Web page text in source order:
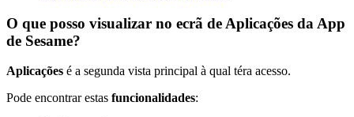
O que posso visualizar no ecrã de Aplicações da App
de Sesame?
Aplicações é a segunda vista principal à qual téra acesso.
Pode encontrar estas funcionalidades: